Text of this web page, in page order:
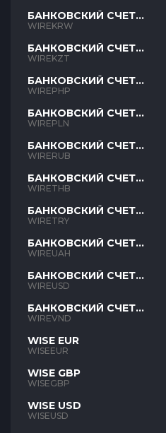
БАНКОВСКИЙ СЧЕТ
KRW
WIREKRW
БАНКОВСКИЙ СЧЕТ
KZT
WIREKZT
БАНКОВСКИЙ СЧЕТ
PHP
WIREPHP
БАНКОВСКИЙ СЧЕТ
PLN
WIREPLN
БАНКОВСКИЙ СЧЕТ
RUB
WIRERUB
БАНКОВСКИЙ СЧЕТ
THB
WIRETHB
БАНКОВСКИЙ СЧЕТ
TRY
WIRETRY
БАНКОВСКИЙ СЧЕТ
UAH
WIREUAH
БАНКОВСКИЙ СЧЕТ
USD
WIREUSD
БАНКОВСКИЙ СЧЕТ
VND
WIREVND
WISE EUR
WISEEUR
WISE GBP
WISEGBP
WISE USD
WISEUSD